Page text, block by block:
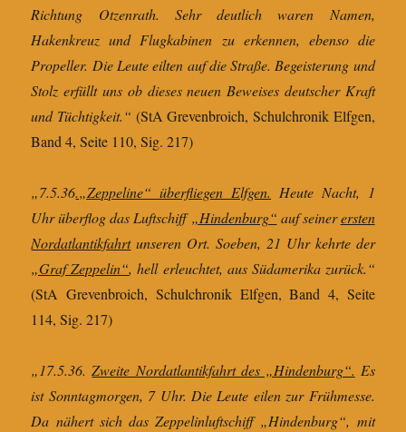
Richtung Otzenrath. Sehr deutlich waren Namen,
Hakenkreuz und Flugkabinen zu erkennen, ebenso die
Propeller. Die Leute eilten auf die Straße. Begeisterung und
Stolz erfüllt uns ob dieses neuen Beweises deutscher Kraft
und Tüchtigkeit.“ (StA Grevenbroich, Schulchronik Elfgen,
Band 4, Seite 110, Sig. 217)
„7.5.36.„Zeppeline“ überfliegen Elfgen. Heute Nacht, 1
Uhr überflog das Luftschiff„Hindenburg“ auf seinerersten
Nordatlantikfahrtunseren Ort. Soeben, 21 Uhr kehrte der
„Graf Zeppelin“, hell erleuchtet, aus Südamerika zurück.“
(StA Grevenbroich, Schulchronik Elfgen, Band 4, Seite
114, Sig. 217)
„17.5.36.Zweite Nordatlantikfahrt des „Hindenburg“. Es
ist Sonntagmorgen, 7 Uhr. Die Leute eilen zur Frühmesse.
Da nähert sich das Zeppelinluftschiff „Hindenburg“, mit